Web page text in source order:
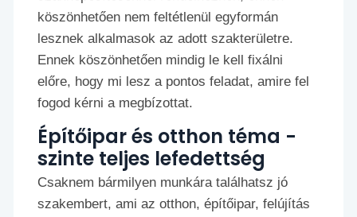
köszönhetően nem feltétlenül egyformán
lesznek alkalmasok az adott szakterületre.
Ennek köszönhetően mindig le kell fixálni
előre, hogy mi lesz a pontos feladat, amire fel
fogod kérni a megbízottat.
Építőipar és otthon téma -
szinte teljes lefedettség
Csaknem bármilyen munkára találhatsz jó
szakembert, ami az otthon, építőipar, felújítás